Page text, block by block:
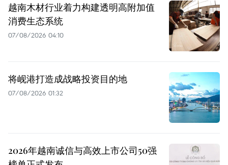
越南木材行业着力构建透明高附加值
消费生态系统
07/08/2026 04:10
将岘港打造成战略投资目的地
07/08/2026 01:32
2026年越南诚信与高效上市公司50强